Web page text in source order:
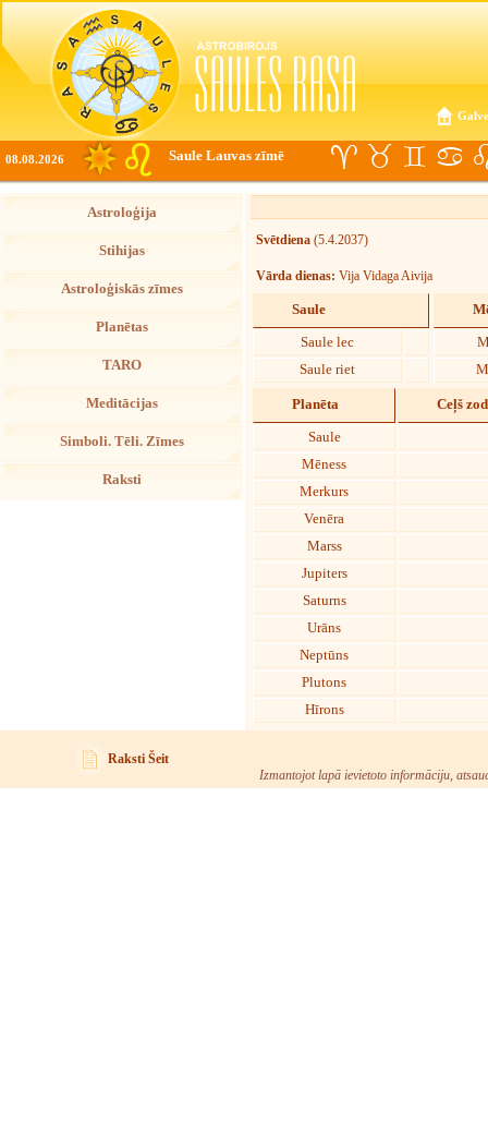
08.08.2026 Saule Lauvas zīmē
Astroloģija
Stihijas
Astroloģiskās zīmes
Planētas
TARO
Meditācijas
Simboli. Tēli. Zīmes
Raksti
Svētdiena (5.4.2037)
Vārda dienas: Vija Vidaga Aivija
Saule
Saule lec
Saule riet
Planēta Ceļš
Saule
Mēness
Merkurs
Venēra
Marss
Jupiters
Saturns
Urāns
Neptūns
Plutons
Hīrons
Raksti Šeit
Izmantojot lapā ievietoto informāciju,